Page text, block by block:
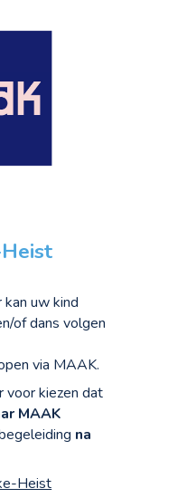
uw kind
of dans volgen
via MAAK.
voor kiezen dat
MAAK
na
Heist